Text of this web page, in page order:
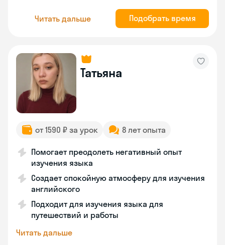
Читать дальше Подобрать время
Татьяна
от 1590 ₽ за урок 8 лет опыта
Помогает преодолеть негативный опыт
изучения языка
Создает спокойную атмосферу для изучения
английского
Подходит для изучения языка для
путешествий и работы
Читать дальше